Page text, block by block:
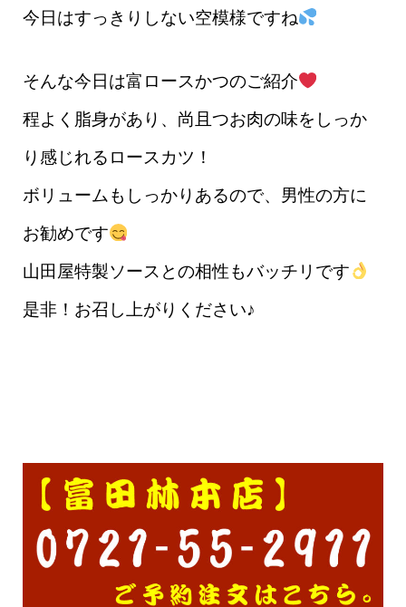
今日はすっきりしない空模様ですね
そんな今日は富ロースかつのご紹介
程よく脂身があり、尚且つお肉の味をしっか
り感じれるロースカツ！
ボリュームもしっかりあるので、男性の方に
お勧めです
山田屋特製ソースとの相性もバッチリです
是非！お召し上がりください♪